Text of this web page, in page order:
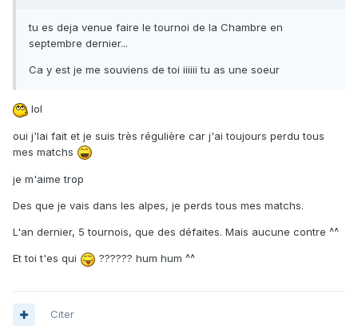
tu es deja venue faire le tournoi de la Chambre en
septembre dernier...
Ca y est je me souviens de toi iiiiii tu as une soeur
lol
oui j'lai fait et je suis très régulière car j'ai toujours perdu tous
mes matchs
je m'aime trop
Des que je vais dans les alpes, je perds tous mes matchs.
L'an dernier, 5 tournois, que des défaites. Mais aucune contre ^^
Et toi t'es qui ?????? hum hum ^^
Citer